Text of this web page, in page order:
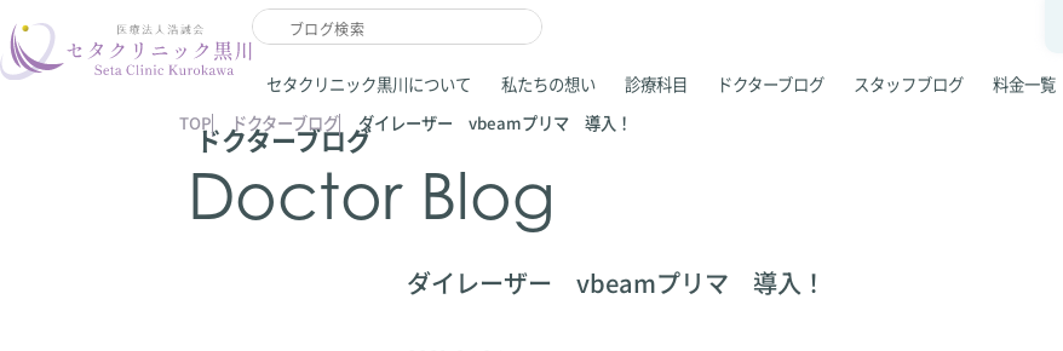
セタクリニック黒川について 私たちの想い 診療科目 ドクターブログ スタッフブログ 料金一覧
ドクターブログ
Doctor Blog
TOP ドクターブログ ダイレーザー vbeamプリマ 導入！
ダイレーザー vbeamプリマ 導入！